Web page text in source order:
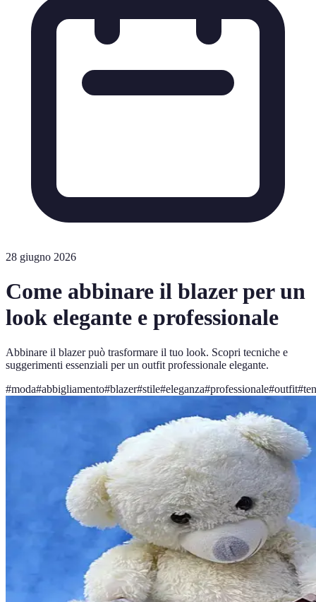
28 giugno 2026
Come abbinare il blazer per un
look elegante e professionale
Abbinare il blazer può trasformare il tuo look. Scopri tecniche e
suggerimenti essenziali per un outfit professionale elegante.
#moda#abbigliamento#blazer#stile#eleganza#professionale#outfit#